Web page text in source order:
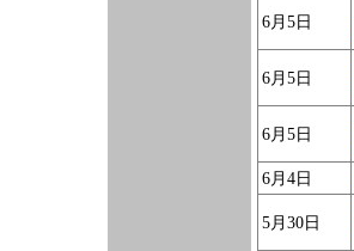
6月5日
6月5日
6月5日
6月4日
5月30日